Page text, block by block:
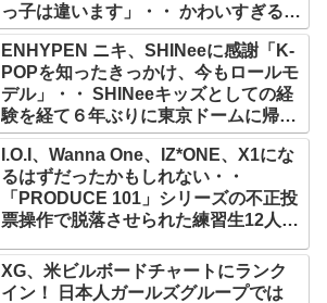
っ子は違います」・・ かわいすぎる２
人の会話に爆笑
ENHYPEN ニキ、SHINeeに感謝「K-
POPを知ったきっかけ、今もロールモ
デル」・・ SHINeeキッズとしての経
験を経て６年ぶりに東京ドームに帰還
した感想は？
I.O.I、Wanna One、IZ*ONE、X1にな
るはずだったかもしれない・・
「PRODUCE 101」シリーズの不正投
票操作で脱落させられた練習生12人の
XG、米ビルボードチャートにランク
イン！ 日本人ガールズグループでは